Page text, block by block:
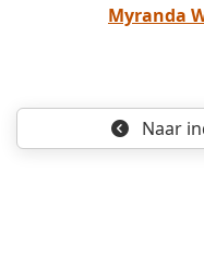
Myranda
Naar